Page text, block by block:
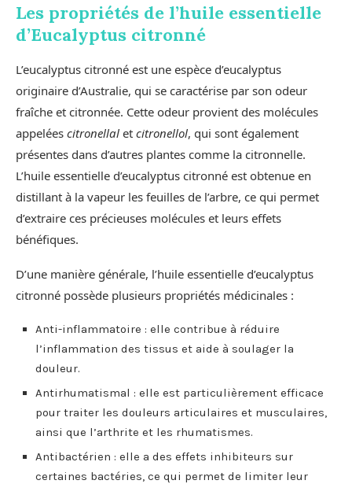
Les propriétés de l’huile essentielle
d’Eucalyptus citronné
L’eucalyptus citronné est une espèce d’eucalyptus
originaire d’Australie, qui se caractérise par son odeur
fraîche et citronnée. Cette odeur provient des molécules
appelées citronellal et citronellol, qui sont également
présentes dans d’autres plantes comme la citronnelle.
L’huile essentielle d’eucalyptus citronné est obtenue en
distillant à la vapeur les feuilles de l’arbre, ce qui permet
d’extraire ces précieuses molécules et leurs effets
bénéfiques.
D’une manière générale, l’huile essentielle d’eucalyptus
citronné possède plusieurs propriétés médicinales :
Anti-inflammatoire : elle contribue à réduire
l’inflammation des tissus et aide à soulager la
douleur.
Antirhumatismal : elle est particulièrement efficace
pour traiter les douleurs articulaires et musculaires,
ainsi que l’arthrite et les rhumatismes.
Antibactérien : elle a des effets inhibiteurs sur
certaines bactéries, ce qui permet de limiter leur